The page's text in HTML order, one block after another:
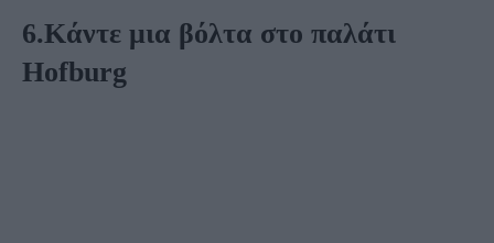
6.Κάντε μια βόλτα στο παλάτι
Hofburg